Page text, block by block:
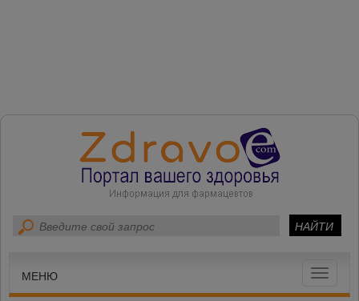
Toggle
МЕНЮ